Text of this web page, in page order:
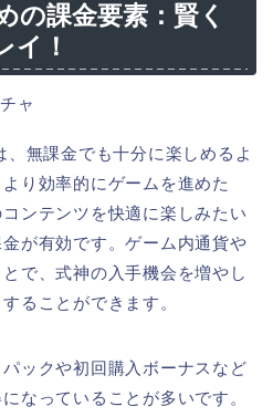
の課金要素：賢く
イ！
、無課金でも十分に楽しめるよ
り効率的にゲームを進めた
ンテンツを快適に楽しみたい
が有効です。ゲーム内通貨や
で、式神の入手機会を増やし
ることができます。
ックや初回購入ボーナスなど
なっていることが多いです。